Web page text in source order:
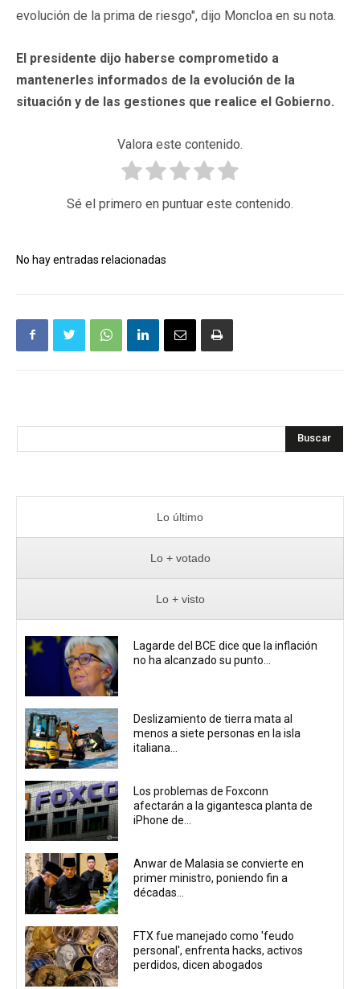
evolución de la prima de riesgo", dijo Moncloa en su nota.
El presidente dijo haberse comprometido a
mantenerles informados de la evolución de la
situación y de las gestiones que realice el Gobierno.
Valora este contenido.
Sé el primero en puntuar este contenido.
No hay entradas relacionadas
Buscar
Lo último
Lo + votado
Lo + visto
Lagarde del BCE dice que la inflación
no ha alcanzado su punto...
Deslizamiento de tierra mata al
menos a siete personas en la isla
italiana...
Los problemas de Foxconn
afectarán a la gigantesca planta de
iPhone de...
Anwar de Malasia se convierte en
primer ministro, poniendo fin a
décadas...
FTX fue manejado como 'feudo
personal', enfrenta hacks, activos
perdidos, dicen abogados